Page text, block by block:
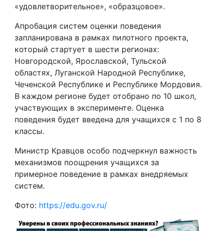
«удовлетворительное», «образцовое».
Апробация систем оценки поведения
запланирована в рамках пилотного проекта,
который стартует в шести регионах:
Новгородской, Ярославской, Тульской
областях, Луганской Народной Республике,
Чеченской Республике и Республике Мордовия.
В каждом регионе будет отобрано по 10 школ,
участвующих в эксперименте. Оценка
поведения будет введена для учащихся с 1 по 8
классы.
Министр Кравцов особо подчеркнул важность
механизмов поощрения учащихся за
примерное поведение в рамках внедряемых
систем.
Фото: https://edu.gov.ru/